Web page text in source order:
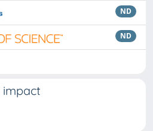
ND
ND
impact